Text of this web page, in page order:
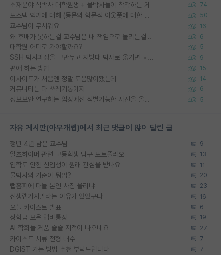
소재분야 석박사 대학원생 + 물박사들이 착각하는 거 74
포스텍 억까에 대해 (동문의 학문적 아웃풋에 대한 반박) 50
교수님이 무서워요 16
왜 후배가 못하는걸 교수님은 내 책임으로 돌리는걸까요? 6
대학원 어디로 가야할까요? 5
SSH 박사과정을 그만두고 지방대 박사로 옮기면 교수의 꿈은 끝일까요? 9
편애 하는 방법 15
이사이트가 처음엔 정말 도움많이됐는데 14
커뮤니티는 다 쓰레기통이지 6
정보보안 연구하는 입장에선 식별가능한 사진을 올리는건 비추이긴함 5
자유 게시판(아무개랩)에서 최근 댓글이 많이 달린 글
정년 4년 남은 교수님 9
알츠하이머 관련 고등학생 탐구 포트폴리오 13
입학도 안한 신입생이 원래 관심을 받나요 11
물박사의 기준이 뭐임? 20
랩홈피에 다들 본인 사진 올리냐 23
신생랩가지말라는 이유가 있었구나 16
오늘 카이스트 발표 6
장학금 모은 랩비통장 19
AI 학회들 거품 슬슬 지적이 나오네요 27
카이스트 서류 전형 배수 7
DGIST 가는 방법 추천 부탁드립니다. 7